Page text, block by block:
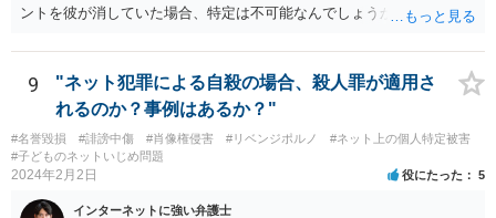
ントを彼が消していた場合、特定は不可能なんでしょうか？ →少なく
して被害申述し、捜査してもらうことができれば、特定してもらえる
可能性はあるでしょう。もっとも、相談者様がDMのやり取りについて
保存していなければ、捜査の取っ掛かりがなく、捜査してもらえない
可能性があるでしょう。
9
"ネット犯罪による自殺の場合、殺人罪が適用さ
れるのか？事例はあるか？"
#名誉毀損 #誹謗中傷 #肖像権侵害 #リベンジポルノ
#ネット上の個人特定被害
#子どものネットいじめ問題
2024年2月2日 役にたった 5
インターネットに強い弁護士